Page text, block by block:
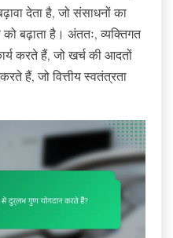
देता है, जो संसाधनों का
को बढ़ाता है। अंततः, व्यक्तिगत
करते हैं, जो खर्च की आदतों
हैं, जो वित्तीय स्वतंत्रता